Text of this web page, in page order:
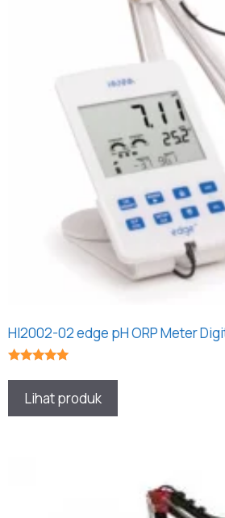
HI2002-02 edge pH ORP Meter
Lihat produk